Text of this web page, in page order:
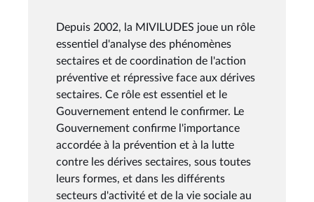
Depuis 2002, la MIVILUDES joue un rôle
essentiel d'analyse des phénomènes
sectaires et de coordination de l'action
préventive et répressive face aux dérives
sectaires. Ce rôle est essentiel et le
Gouvernement entend le confirmer. Le
Gouvernement confirme l'importance
accordée à la prévention et à la lutte
contre les dérives sectaires, sous toutes
leurs formes, et dans les différents
secteurs d'activité et de la vie sociale au